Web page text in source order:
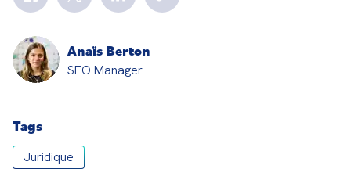
Anaïs Berton
SEO Manager
Tags
Juridique